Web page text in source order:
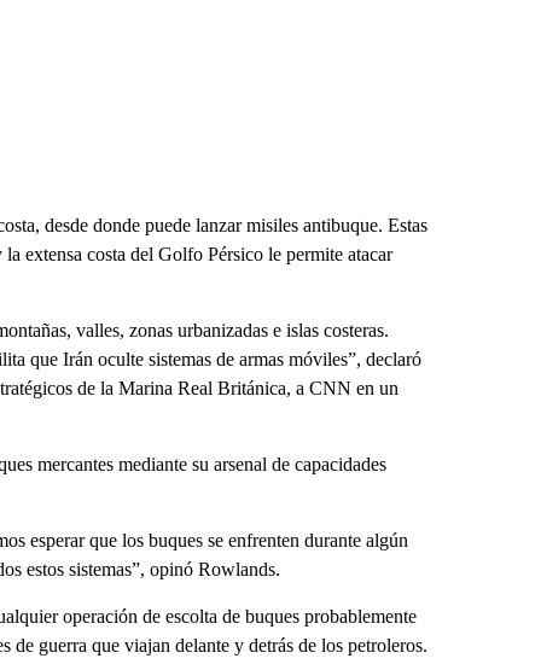
desde donde puede lanzar misiles antibuque. Estas
extensa costa del Golfo Pérsico le permite atacar
valles, zonas urbanizadas e islas costeras.
que Irán oculte sistemas de armas móviles”, declaró
de la Marina Real Británica, a CNN en un
mercantes mediante su arsenal de capacidades
esperar que los buques se enfrenten durante algún
estos sistemas”, opinó Rowlands.
operación de escolta de buques probablemente
guerra que viajan delante y detrás de los petroleros.